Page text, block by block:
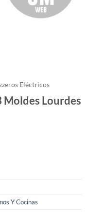
Eléctricos
Lourdes
Y Cocinas